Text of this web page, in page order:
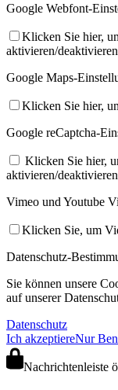
Google Webfont-
Klicken Sie hier,
aktivieren/
Google Maps-
Klicken Sie hier,
Google reCaptcha-
Klicken Sie hier,
aktivieren/
Vimeo und Youtube
Klicken Sie, um
Datenschutz-
Sie können unsere
auf unserer
Datenschutz
Ich akzeptiereNur
Nachrichtenleiste